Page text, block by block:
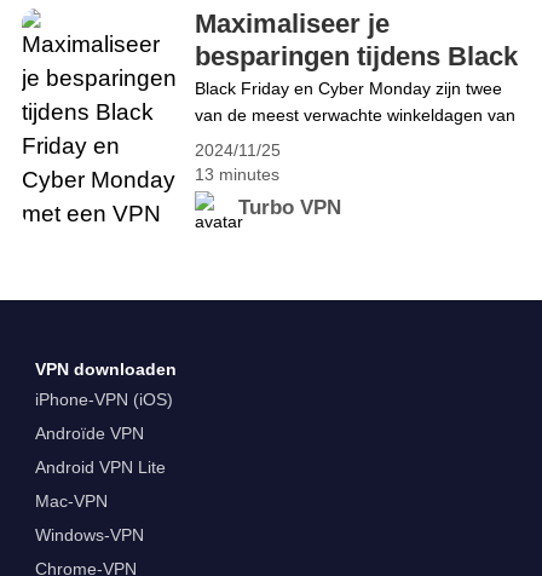
contact te komen. Een app die een sterke
stijging in populariteit doormaakt is&hellip;
Continue reading TikTok Verboden? Hier
is het Hottest Alternatief, RedNote, Dat je
Moet Kennen
2024/11/25
13 minutes
Turbo VPN
Maximaliseer je
besparingen tijdens Black
Friday en Cyber Monday
met een VPN
Black Friday en Cyber Monday zijn twee
van de meest verwachte winkeldagen van
het jaar. Van deal-hemels tot exclusieve
online uitverkoop, de besparingen zijn
enorm, maar de concurrentie om de beste
prijzen is net zo groot. In deze blog laten
ontgrendelen,&hellip; Continue reading
VPN downloaden
iPhone-VPN (iOS)
Androïde VPN
Android VPN Lite
Mac-VPN
Windows-VPN
Chrome-VPN